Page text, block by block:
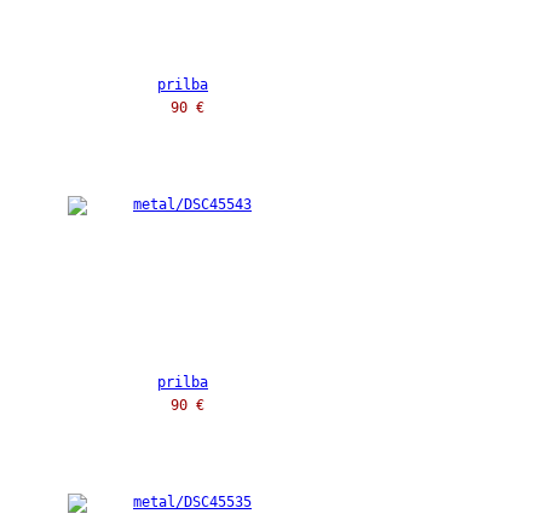
prilba
90 €
prilba
90 €